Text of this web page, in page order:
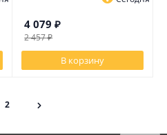
4 079 ₽
2 457₽
В корзину
2